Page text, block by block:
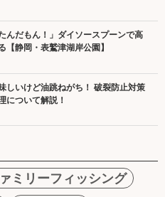
んだもん！」ダイソースプーンで高
【静岡・表鷲津湖岸公園】
しいけど油跳ねがち！ 破裂防止対策
について解説！
ミリーフィッシング